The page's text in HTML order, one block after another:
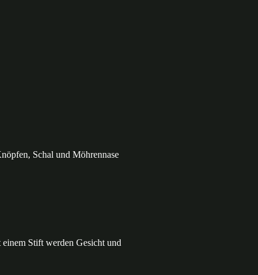
Schal und Möhrennase
Stift werden Gesicht und